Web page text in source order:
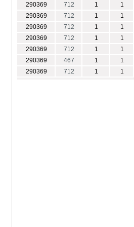
290369 712 1
1
290369
712 1
1
290369
712 1
1
290369
712 1
1
290369
712 1
1
290369
467 1
1
290369
712 1 1